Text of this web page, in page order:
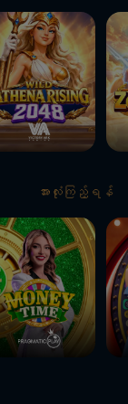
အားလုံးကြည့်ရန်